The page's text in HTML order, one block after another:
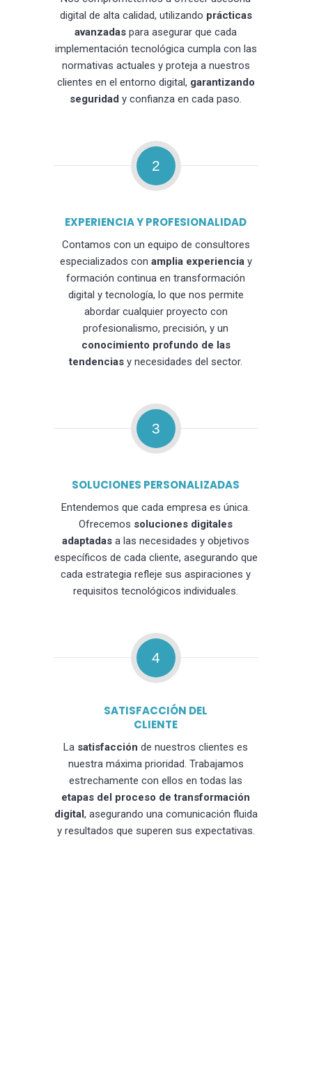
digital de alta calidad, utilizando prácticas
avanzadas para asegurar que cada
implementación tecnológica cumpla con las
normativas actuales y proteja a nuestros
clientes en el entorno digital, garantizando
seguridad y confianza en cada paso.
2
EXPERIENCIA Y PROFESIONALIDAD
Contamos con un equipo de consultores
especializados con amplia experienciay
formación continua en transformación
digital y tecnología, lo que nos permite
abordar cualquier proyecto con
profesionalismo, precisión, y un
conocimiento profundo de las
tendencias y necesidades del sector.
3
SOLUCIONES PERSONALIZADAS
Entendemos que cada empresa es única.
Ofrecemos soluciones digitales
adaptadas a las necesidades y objetivos
específicos de cada cliente, asegurando que
cada estrategia refleje sus aspiraciones y
requisitos tecnológicos individuales.
4
SATISFACCIÓN DEL
CLIENTE
La satisfacción de nuestros clientes es
nuestra máxima prioridad. Trabajamos
estrechamente con ellos en todas las
etapas del proceso de transformación
digital, asegurando una comunicación fluida
y resultados que superen sus expectativas.